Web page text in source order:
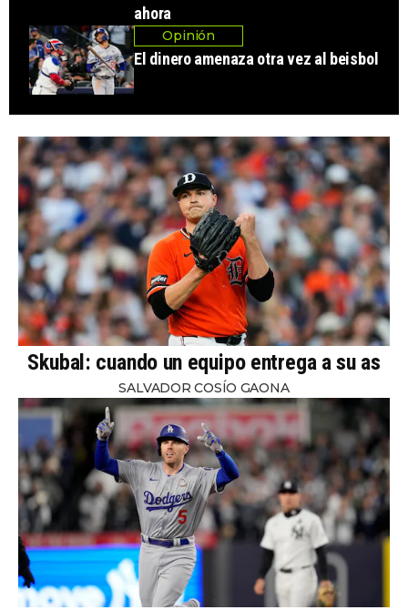
ahora
Opinión
El dinero amenaza otra vez al beisbol
Skubal: cuando un equipo entrega a su as
SALVADOR COSÍO GAONA